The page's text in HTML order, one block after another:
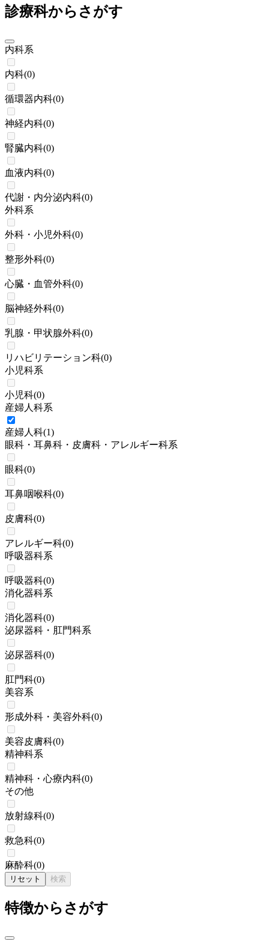
診療科からさがす
内科系
内科(0)
循環器内科(0)
神経内科(0)
腎臓内科(0)
血液内科(0)
代謝・内分泌内科(0)
外科系
外科・小児外科(0)
整形外科(0)
心臓・血管外科(0)
脳神経外科(0)
乳腺・甲状腺外科(0)
リハビリテーション科(0)
小児科系
小児科(0)
産婦人科系
産婦人科(1)
眼科・耳鼻科・皮膚科・アレルギー科系
眼科(0)
耳鼻咽喉科(0)
皮膚科(0)
アレルギー科(0)
呼吸器科系
呼吸器科(0)
消化器科系
消化器科(0)
泌尿器科・肛門科系
泌尿器科(0)
肛門科(0)
美容系
形成外科・美容外科(0)
美容皮膚科(0)
精神科系
精神科・心療内科(0)
その他
放射線科(0)
救急科(0)
麻酔科(0)
リセット 検索
特徴からさがす